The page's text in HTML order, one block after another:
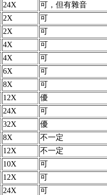
24X 可，但有雜音
2X 可
2X 可
4X 可
4X 可
6X 可
8X 可
12X 優
24X 可
32X 優
8X 不一定
12X 不一定
10X 可
12X 可
24X 可